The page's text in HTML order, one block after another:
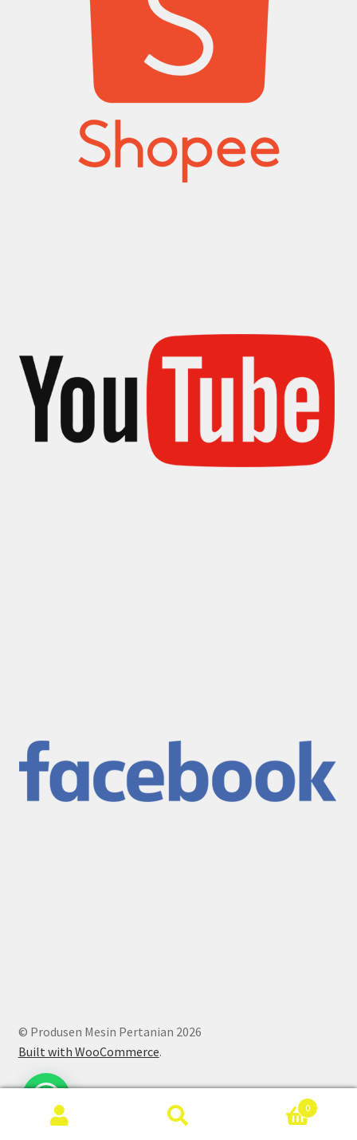
© Produsen Mesin Pertanian 2026
Built with WooCommerce.
0